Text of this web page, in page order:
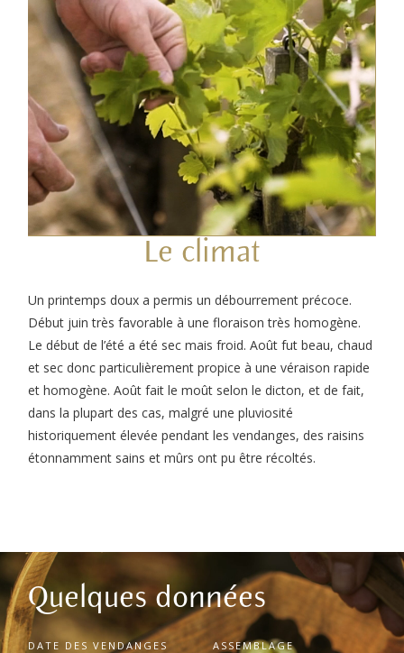
Le climat
Un printemps doux a permis un débourrement précoce.
Début juin très favorable à une floraison très homogène.
Le début de l’été a été sec mais froid. Août fut beau, chaud
et sec donc particulièrement propice à une véraison rapide
et homogène. Août fait le moût selon le dicton, et de fait,
dans la plupart des cas, malgré une pluviosité
historiquement élevée pendant les vendanges, des raisins
étonnamment sains et mûrs ont pu être récoltés.
Quelques données
DATE DES VENDANGES ASSEMBLAGE